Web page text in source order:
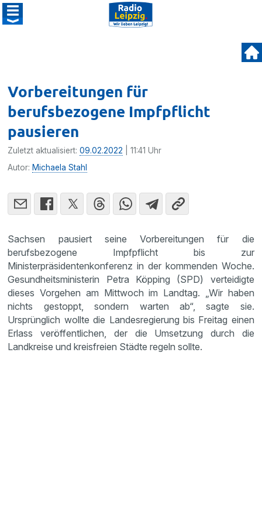
Vorbereitungen für
berufsbezogene Impfpflicht
pausieren
Zuletzt aktualisiert:09.02.2022 | 11:41 Uhr
Autor: Michaela Stahl
Sachsen pausiert seine Vorbereitungen für die
berufsbezogene Impfpflicht bis zur
Ministerpräsidentenkonferenz in der kommenden Woche.
Gesundheitsministerin Petra Köpping (SPD) verteidigte
dieses Vorgehen am Mittwoch im Landtag. „Wir haben
nichts gestoppt, sondern warten ab“, sagte sie.
Ursprünglich wollte die Landesregierung bis Freitag einen
Erlass veröffentlichen, der die Umsetzung durch die
Landkreise und kreisfreien Städte regeln sollte.